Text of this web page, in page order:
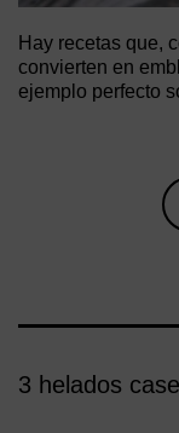
Hay recetas que,
convierten en
ejemplo perfecto
3 helados